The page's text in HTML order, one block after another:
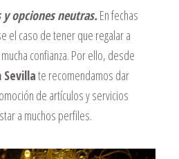
opciones neutras.En fechas
el caso de tener que regalar a
confianza. Por ello, desde
te recomendamos dar
de artículos y servicios
a muchos perfiles.